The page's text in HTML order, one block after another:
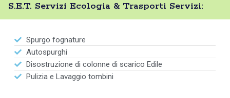
S.E.T. Servizi Ecologia & Trasporti Servizi:
Spurgo fognature
Autospurghi
Disostruzione di colonne di scarico Edile
Pulizia e Lavaggio tombini